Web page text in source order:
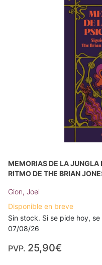
MEMORIAS DE LA
RITMO DE THE BRIAN
Gion, Joel
Disponible en breve
Sin stock. Si se pide hoy,
07/08/26
PVP. 25,90€